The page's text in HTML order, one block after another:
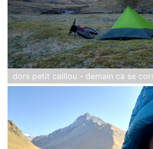
dors petit caillou - demain ca se